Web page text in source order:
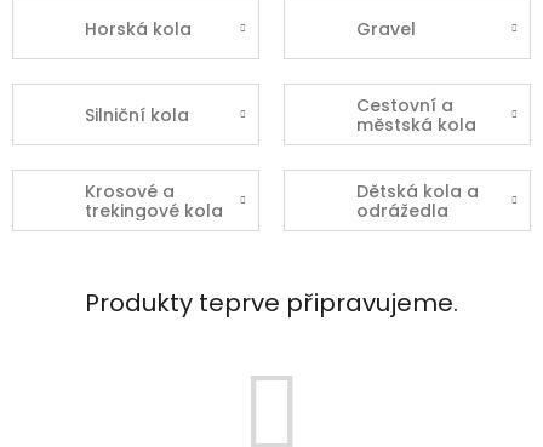
Horská kola Gravel
Silniční kola
Cestovní a
městská kola
Krosové a
trekingové kola
Dětská kola a
odrážedla
Produkty teprve připravujeme.